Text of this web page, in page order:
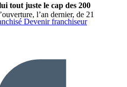
Devenir franchiseur
tout juste le cap des 200
l’an dernier, de 21